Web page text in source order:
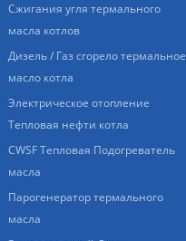
Сжигания угля термального
масла котлов
Дизель / Газ сгорело термальное
масло котла
Электрическое отопление
Тепловая нефти котла
CWSF Тепловая Подогреватель
масла
Парогенератор термального
масла